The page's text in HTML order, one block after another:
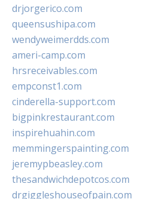
drjorgerico.com
queensushipa.com
wendyweimerdds.com
ameri-camp.com
hrsreceivables.com
empconst1.com
cinderella-support.com
bigpinkrestaurant.com
inspirehuahin.com
memmingerspainting.com
jeremypbeasley.com
thesandwichdepotcos.com
drgiggleshouseofpain.com